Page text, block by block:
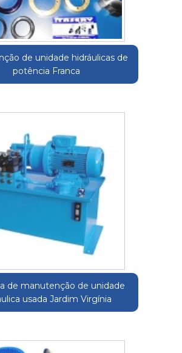
de unidade hidráulicas de
potência Franca
de manutenção de unidade
usada Jardim Virgínia